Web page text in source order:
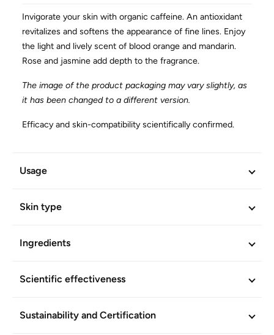
Invigorate your skin with organic caffeine. An antioxidant
revitalizes and softens the appearance of fine lines. Enjoy
the light and lively scent of blood orange and mandarin.
Rose and jasmine add depth to the fragrance.
The image of the product packaging may vary slightly, as
it has been changed to a different version.
Efficacy and skin-compatibility scientifically confirmed.
ADDITIONAL INFORMATION
Usage
Skin type
Ingredients
Scientific effectiveness
Sustainability and Certification